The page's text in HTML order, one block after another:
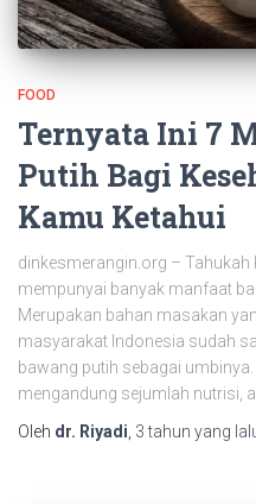
FOOD
Ternyata Ini 7
Putih Bagi
Kamu Ketahui
dinkesmerangin.org –
mempunyai banyak manfaat
Merupakan bahan masakan
masyarakat Indonesia sudah
bawang putih sebagai
mengandung sejumlah nutrisi,
Oleh dr. Riyadi 3 tahun yang